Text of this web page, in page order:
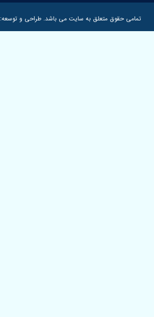
تمامی حقوق متعلق به سایت می باشد. طراحی و توسعه: